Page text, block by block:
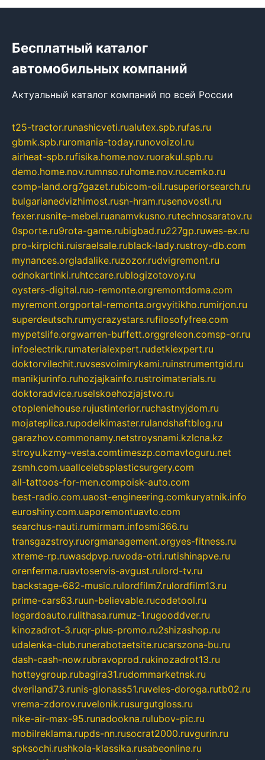
Бесплатный каталог
автомобильных компаний
Актуальный каталог компаний по всей России
t25-tractor.runashicveti.rualutex.spb.rufas.ru
gbmk.spb.ruromania-today.runovoizol.ru
airheat-spb.rufisika.home.nov.ruorakul.spb.ru
demo.home.nov.rumnso.ruhome.nov.rucemko.ru
comp-land.org7gazet.rubicom-oil.rusuperiorsearch.ru
bulgarianedvizhimost.rusn-hram.rusenovosti.ru
fexer.rusnite-mebel.ruanamvkusno.rutechnosaratov.ru
0sporte.ru9rota-game.rubigbad.ru227gp.ruwes-ex.ru
pro-kirpichi.ruisraelsale.rublack-lady.rustroy-db.com
mynances.orgladalike.ruzozor.rudvigremont.ru
odnokartinki.ruhtccare.rublogizotovoy.ru
oysters-digital.ruo-remonte.orgremontdoma.com
myremont.orgportal-remonta.orgvyitikho.rumirjon.ru
superdeutsch.rumycrazystars.rufilosofyfree.com
mypetslife.orgwarren-buffett.orggreleon.comsp-or.ru
infoelectrik.rumaterialexpert.rudetkiexpert.ru
doktorvilechit.ruvsesvoimirykami.ruinstrumentgid.ru
manikjurinfo.ruhozjajkainfo.rustroimaterials.ru
doktoradvice.ruselskoehozjajstvo.ru
otopleniehouse.rujustinterior.ruchastnyjdom.ru
mojateplica.rupodelkimaster.rulandshaftblog.ru
garazhov.commonamy.netstroysnami.kzlcna.kz
stroyu.kzmy-vesta.comtimeszp.comavtoguru.net
zsmh.com.uaallcelebsplasticsurgery.com
all-tattoos-for-men.compoisk-auto.com
best-radio.com.uaost-engineering.comkuryatnik.info
euroshiny.com.uaporemontuavto.com
searchus-nauti.rumirmam.infosmi366.ru
transgazstroy.ruorgmanagement.orgyes-fitness.ru
xtreme-rp.ruwasdpvp.ruvoda-otri.rutishinapve.ru
orenferma.ruavtoservis-avgust.rulord-tv.ru
backstage-682-music.rulordfilm7.rulordfilm13.ru
prime-cars63.ruun-believable.rucodetool.ru
legardoauto.rulithasa.rumuz-1.rugooddver.ru
kinozadrot-3.ruqr-plus-promo.ru2shizashop.ru
udalenka-club.runerabotaetsite.rucarszona-bu.ru
dash-cash-now.rubravoprod.rukinozadrot13.ru
hotteygroup.rubagira31.rudommarketnsk.ru
dveriland73.runis-glonass51.ruveles-doroga.rutb02.ru
vrema-zdorov.ruvelonik.rusurgutgloss.ru
nike-air-max-95.runadookna.rulubov-pic.ru
mobilreklama.rupds-nn.rusocrat2000.ruvgurin.ru
spksochi.rushkola-klassika.rusabeonline.ru